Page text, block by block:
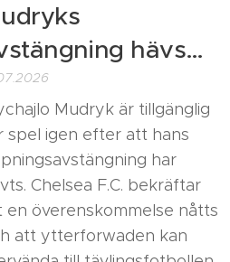
hävs…
Mudryk är tillgänglig
spel igen efter att hans
har
Chelsea F.C. bekräftar
en överenskommelse nåtts
att ytterforwaden kan